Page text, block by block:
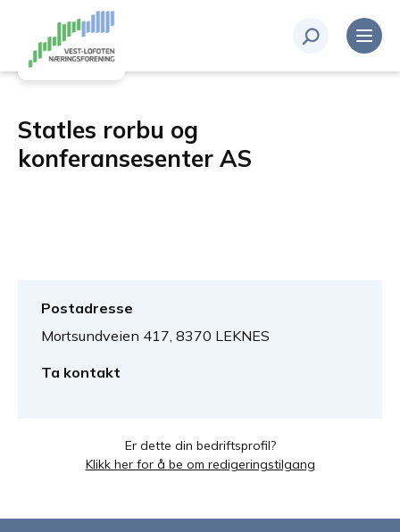
Statles rorbu og
konferansesenter AS
Postadresse
Mortsundveien 417, 8370 LEKNES
Ta kontakt
Er dette din bedriftsprofil?
Klikk her for å be om redigeringstilgang